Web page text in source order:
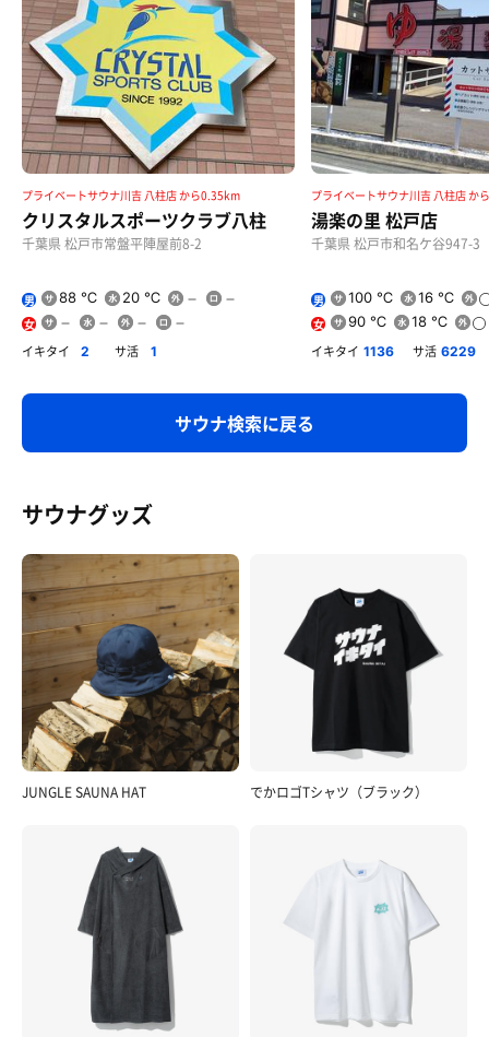
プライベートサウナ川吉 八柱店 から0.35km
クリスタルスポーツクラブ八柱
千葉県 松戸市常盤平陣屋前8-2
男 88 ℃ 20 ℃
女
イキタイ 2 サ活 1
プライベートサウナ川吉 八柱店 か
湯楽の里 松戸店
千葉県 松戸市和名ケ谷947-3
男 100 ℃ 16 ℃
女 90 ℃ 18 ℃
イキタイ 1136 サ活 6229
サウナ検索に戻る
サウナグッズ
JUNGLE SAUNA HAT でかロゴTシャツ（ブラック）